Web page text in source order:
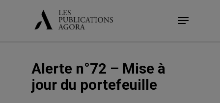
Menu
Alerte n°72 – Mise à
jour du portefeuille